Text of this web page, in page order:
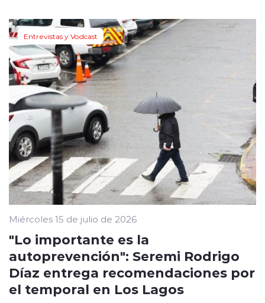
Entrevistas y Vodcast
Miércoles 15 de julio de 2026
"Lo importante es la
autoprevención": Seremi Rodrigo
Díaz entrega recomendaciones por
el temporal en Los Lagos